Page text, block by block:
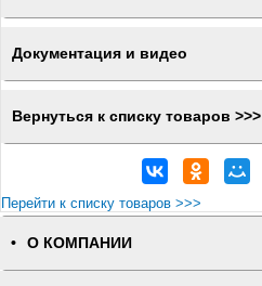
Документация и видео
Вернуться к списку товаров >>>
Перейти к списку товаров >>>
О КОМПАНИИ